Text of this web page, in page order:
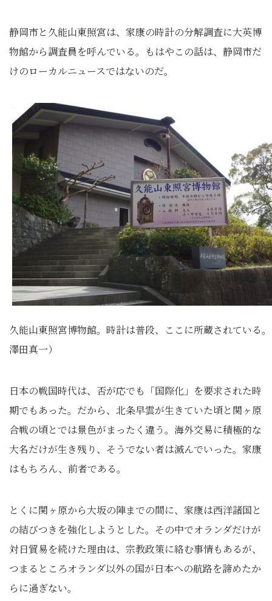
静岡市と久能山東照宮は、家康の時計の分解調査に大英博
物館から調査員を呼んでいる。もはやこの話は、静岡市だ
けのローカルニュースではないのだ。
久能山東照宮博物館。時計は普段、ここに所蔵されている
澤田真一）
日本の戦国時代は、否が応でも「国際化」を要求された時
期でもあった。だから、北条早雲が生きていた頃と関ヶ原
合戦の頃とでは景色がまったく違う。海外交易に積極的な
大名だけが生き残り、そうでない者は滅んでいった。家康
はもちろん、前者である。
とくに関ヶ原から大坂の陣までの間に、家康は西洋諸国と
の結びつきを強化しようとした。その中でオランダだけが
対日貿易を続けた理由は、宗教政策に絡む事情もあるが、
つまるところオランダ以外の国が日本への航路を諦めたか
らに過ぎない。